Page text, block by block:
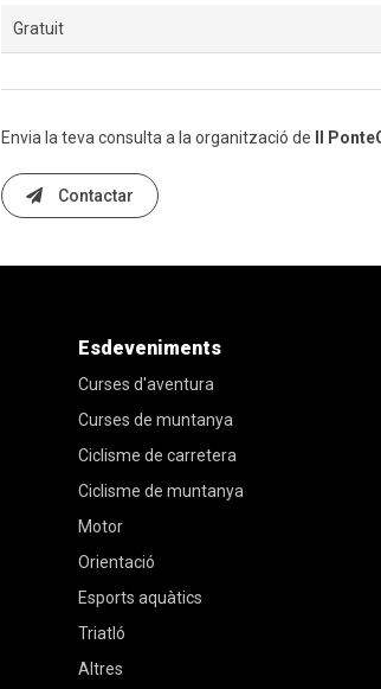
Gratuit
Envia la teva consulta a la organització de II
Contactar
Esdeveniments
Curses d'aventura
Curses de muntanya
Ciclisme de carretera
Ciclisme de muntanya
Motor
Orientació
Esports aquàtics
Triatló
Altres